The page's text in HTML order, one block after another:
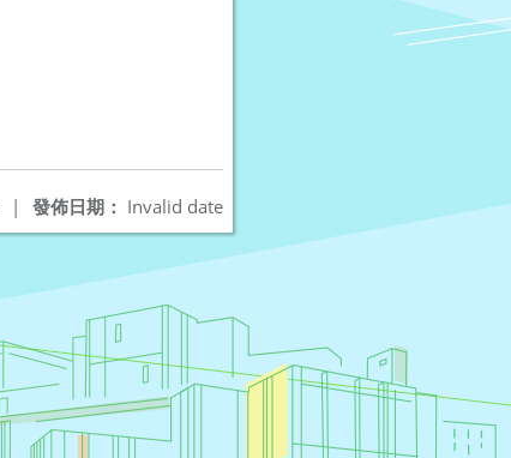
發佈日期： Invalid date
|